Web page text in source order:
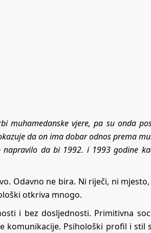
muhamedanske vjere, pa su onda
da on ima dobar odnos prema
da bi 1992. i 1993 godine
Odavno ne bira. Ni riječi, ni
otkriva mnogo.
i bez dosljednosti. Primitivna
komunikacije. Psihološki profil i stil